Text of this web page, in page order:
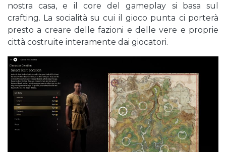
nostra casa, e il core del gameplay si basa sul
crafting. La socialità su cui il gioco punta ci porterà
presto a creare delle fazioni e delle vere e proprie
città costruite interamente dai giocatori.